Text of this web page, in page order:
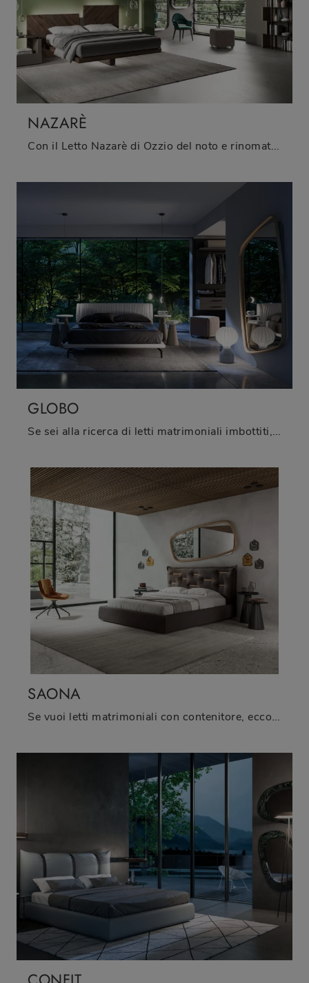
NAZARÈ
Con il Letto Nazarè di Ozzio del noto e rinomato brand, leader del settore, potrai completare la tua camera garantendoti comfort, praticità e uno ...
GLOBO
Se sei alla ricerca di letti matrimoniali imbottiti, ecco qui il modello Globo in pelle per valorizzare la zona notte.
SAONA
Se vuoi letti matrimoniali con contenitore, eccoti il modello Saona in pelle per valorizzare la camera da letto.